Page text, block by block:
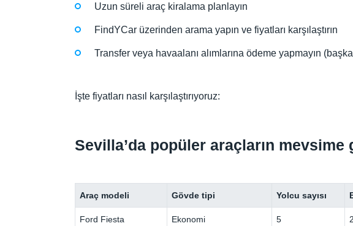
Uzun süreli araç kiralama planlayın
FindYCar üzerinden arama yapın ve fiyatları karşılaştırın
Transfer veya havaalanı alımlarına ödeme yapmayın
İşte fiyatları nasıl karşılaştırıyoruz:
Sevilla’da popüler araçların
Araç modeli Gövde tipi Yolcu sayısı
Ford Fiesta Ekonomi 5 2